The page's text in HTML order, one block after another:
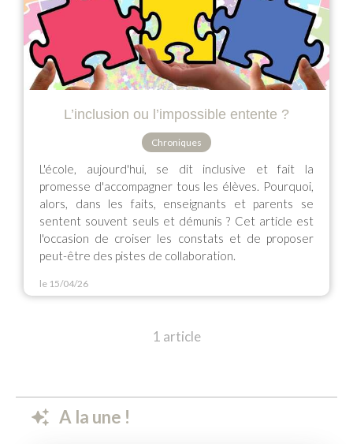
L’inclusion ou l’impossible entente ?
Chroniques
L'école, aujourd'hui, se dit inclusive et fait la
promesse d'accompagner tous les élèves. Pourquoi,
alors, dans les faits, enseignants et parents se
sentent souvent seuls et démunis ? Cet article est
l'occasion de croiser les constats et de proposer
peut-être des pistes de collaboration.
le 15/04/26
1 article
A la une !